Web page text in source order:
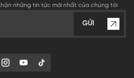
những tin tức mới nhất của chúng tôi
GỬI